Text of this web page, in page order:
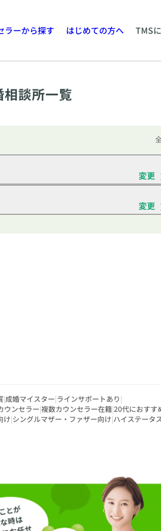
ラーから探す はじめての方へ TMS
談所一覧
変更
変更
|成婚マイスター|ラインサポートあり|
ウンセラー|複数カウンセラー在籍|20代におすす
け|シングルマザー・ファザー向け|ハイステータ